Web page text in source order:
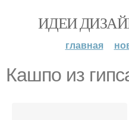
ИДЕИ
главная
Кашпо из